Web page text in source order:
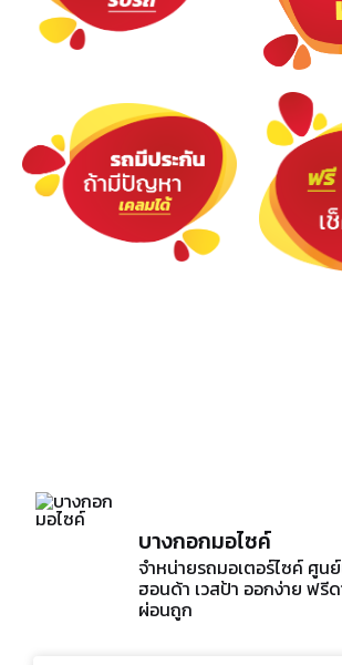
บางกอกมอไซค์
จำหน่ายรถมอเตอร์ไซค์ ศูน
ฮอนด้า เวสป้า ออกง่าย ฟรี
ผ่อนถูก